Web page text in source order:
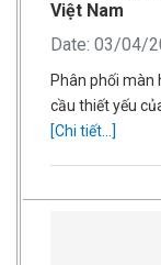
Việt Nam
Date: 03/04/
Phân phối màn
cầu thiết yếu
[Chi tiết...]